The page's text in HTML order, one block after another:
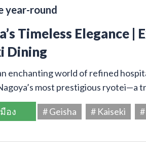
year-round
Timeless Elegance |
Dining
enchanting world of refined
most prestigious ryotei—a
อง # Geisha # Kaiseki